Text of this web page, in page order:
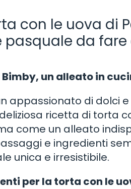
con le uova di
pasquale da
un alleato in
appassionato di dolci
ricetta di torta
come un alleato
e ingredienti
unica e irresistibile.
per la torta con le